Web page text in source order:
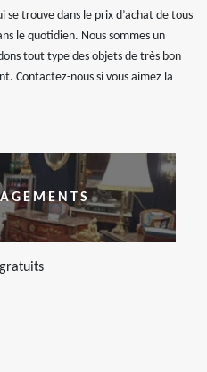
trouve dans le prix d’achat de tous
le quotidien. Nous sommes un
tout type des objets de très bon
Contactez-nous si vous aimez la